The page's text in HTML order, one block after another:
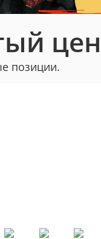
позиции.